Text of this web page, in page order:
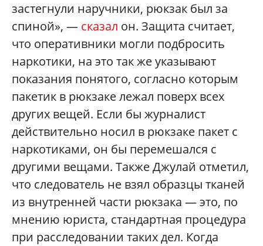
застегнули наручники, рюкзак был за
спиной», — сказал он. Защита считает,
что оперативники могли подбросить
наркотики, на это так же указывают
показания понятого, согласно которым
пакетик в рюкзаке лежал поверх всех
других вещей. Если бы журналист
действительно носил в рюкзаке пакет с
наркотиками, он бы перемешался с
другими вещами. Также Джулай отметил,
что следователь не взял образцы тканей
из внутренней части рюкзака — это, по
мнению юриста, стандартная процедура
при расследовании таких дел. Когда